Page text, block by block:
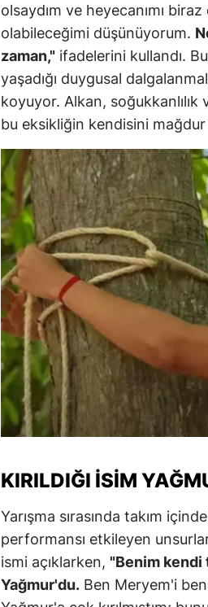
olsaydım ve heyecanımı
olabileceğimi düşünüyorum.
zaman," ifadelerini kullandı. Bu
yaşadığı duygusal
koyuyor. Alkan,
bu eksikliğin kendisini
KIRILDIĞI İSIM
Yarışma sırasında takım
performansı etkileyen unsurlar
ismi açıklarken, "Benim kendi
Yağmur'du. Ben Meryem'i